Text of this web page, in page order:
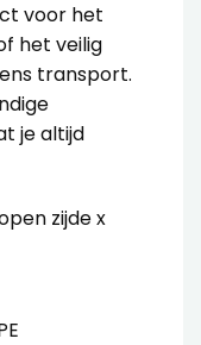
voor het
het veilig
transport.
je altijd
zijde x